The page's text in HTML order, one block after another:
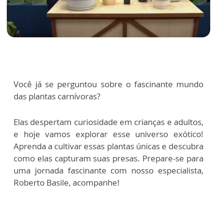
Você já se perguntou sobre o fascinante mundo
das plantas carnívoras?
Elas despertam curiosidade em crianças e adultos,
e hoje vamos explorar esse universo exótico!
Aprenda a cultivar essas plantas únicas e descubra
como elas capturam suas presas. Prepare-se para
uma jornada fascinante com nosso especialista,
Roberto Basile, acompanhe!